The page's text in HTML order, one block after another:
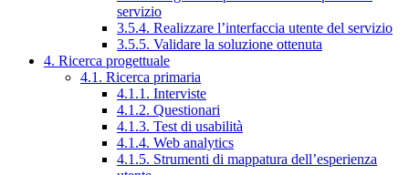
servizio
3.5.4. Realizzare l’interfaccia utente del servizio
3.5.5. Validare la soluzione ottenuta
4. Ricerca progettuale
4.1. Ricerca primaria
4.1.1. Interviste
4.1.2. Questionari
4.1.3. Test di usabilità
4.1.4. Web analytics
4.1.5. Strumenti di mappatura dell’esperienza